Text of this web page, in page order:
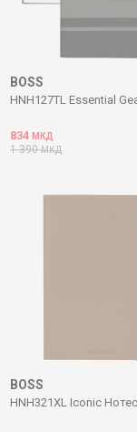
BOSS
HNH127TL Essential
834 МКД
1.390МКД
BOSS
HNH321XL Iconic Нотес